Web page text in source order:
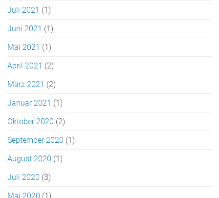
Juli 2021 (1)
Juni 2021 (1)
Mai 2021 (1)
April 2021 (2)
März 2021 (2)
Januar 2021 (1)
Oktober 2020 (2)
September 2020 (1)
August 2020 (1)
Juli 2020 (3)
Mai 2020 (1)